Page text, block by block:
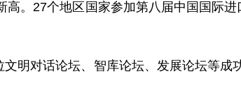
。27个地区国家参加第八届中国国际
明对话论坛、智库论坛、发展论坛等